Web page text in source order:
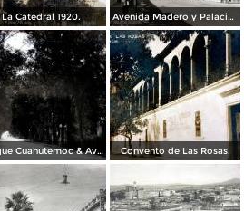
La Catedral 1920. Avenida Madero y Palacio Federal.
Bosque Cuahutemoc & Ave Justo Mendoza. Convento de Las Rosas.